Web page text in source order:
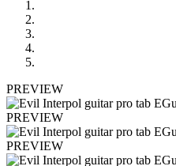
PREVIEW
PREVIEW
PREVIEW